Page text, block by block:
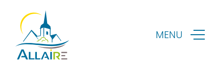
MENU